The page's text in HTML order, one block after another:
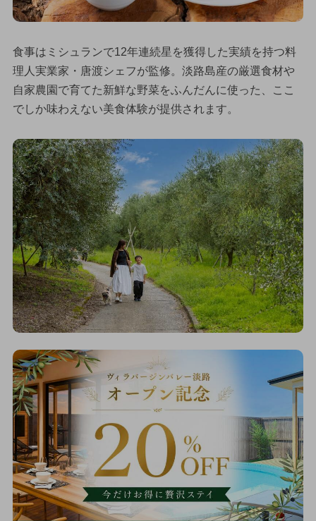
食事はミシュランで12年連続星を獲得した実績を持つ料
理人実業家・唐渡シェフが監修。淡路島産の厳選食材や
自家農園で育てた新鮮な野菜をふんだんに使った、ここ
でしか味わえない美食体験が提供されます。